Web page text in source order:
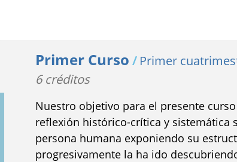
Primer Curso / Primer
6 créditos
Nuestro objetivo para el presente
reflexión histórico-crítica y sistemática
persona humana exponiendo su
progresivamente la ha ido